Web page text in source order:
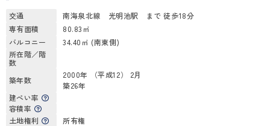
交通
南海泉北線 光明池駅 まで 徒歩18分
専有面積
80.83㎡
バルコニー
34.40㎡ (南東側)
所在階／階
数
築年数
2000年 （平成12） 2月
築26年
建ぺい率
容積率
土地権利
所有権